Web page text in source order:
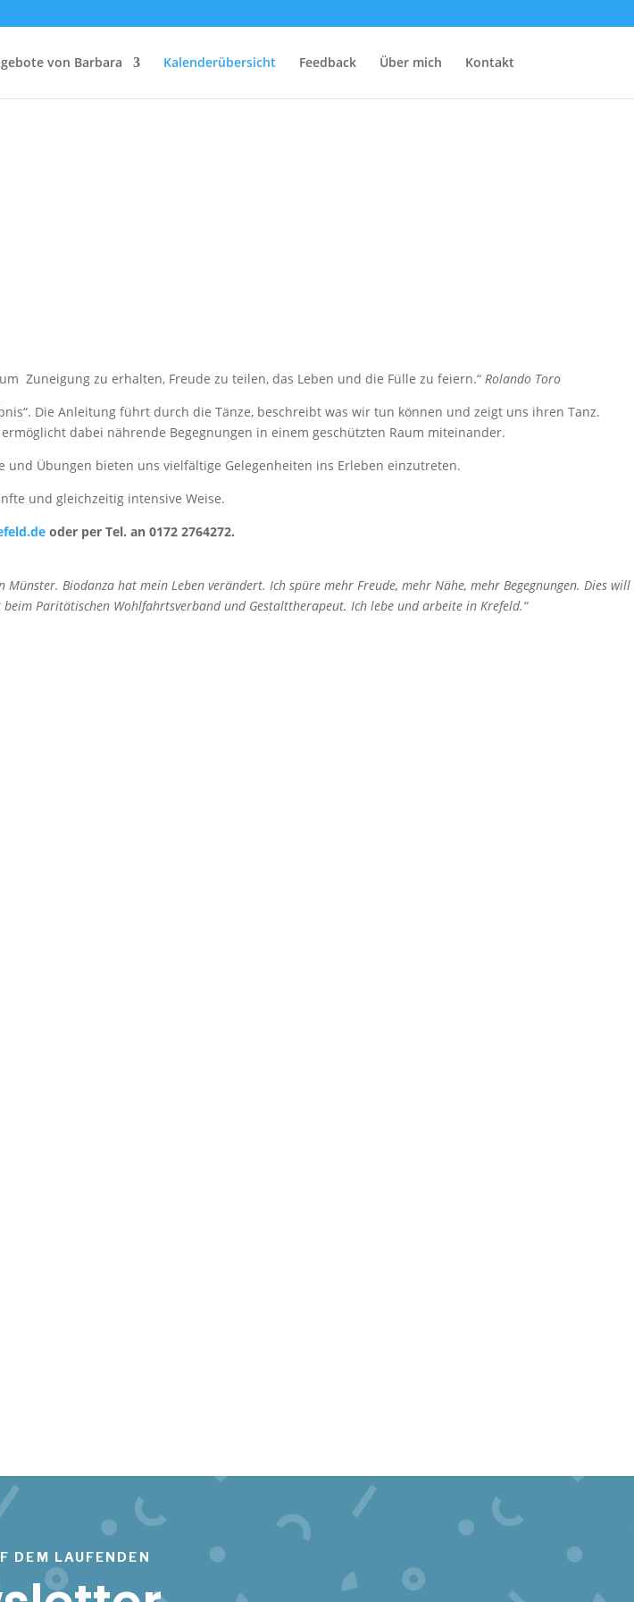
von Barbara Kalenderübersicht Feedback Über mich Kontakt
Zuneigung zu erhalten, Freude zu teilen, das Leben und die Fülle zu feiern.“ Rolando Toro
Die Anleitung führt durch die Tänze, beschreibt was wir tun können und zeigt uns ihren Tanz.
dabei nährende Begegnungen in einem geschützten Raum miteinander.
und Übungen bieten uns vielfältige Gelegenheiten ins Erleben einzutreten.
und gleichzeitig intensive Weise.
oder per Tel. an 0172 2764272.
Biodanza hat mein Leben verändert. Ich spüre mehr Freude, mehr Nähe, mehr Begegnungen. Dies will
Paritätischen Wohlfahrtsverband und Gestalttherapeut. Ich lebe und arbeite in Krefeld.“
DEM LAUFENDEN